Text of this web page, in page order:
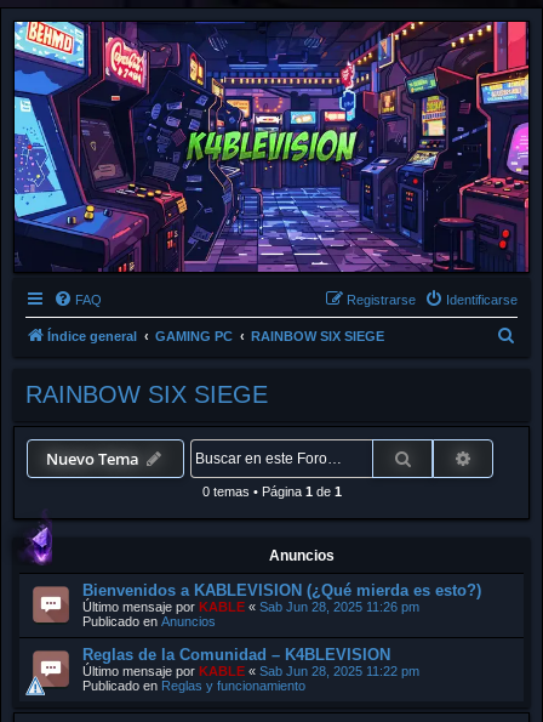
FAQ Identificarse
Registrarse
Índice general GAMING PC RAINBOW SIX SIEGE
RAINBOW SIX SIEGE
Nuevo Tema Buscar
0 temas • Página 1 de 1
Anuncios
Bienvenidos a KABLEVISION (¿Qué mierda es esto?)
Último mensaje por KABLE « Sab Jun 28, 2025 11:26 pm
Publicado en Anuncios
Reglas de la Comunidad – K4BLEVISION
Último mensaje por KABLE « Sab Jun 28, 2025 11:22 pm
Publicado en Reglas y funcionamiento